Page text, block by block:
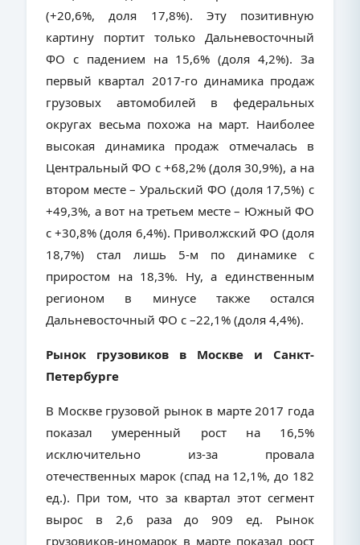
(+20,6%, доля 17,8%). Эту позитивную
картину портит только Дальневосточный
ФО с падением на 15,6% (доля 4,2%). За
первый квартал 2017-го динамика продаж
грузовых автомобилей в федеральных
округах весьма похожа на март. Наиболее
высокая динамика продаж отмечалась в
Центральный ФО с +68,2% (доля 30,9%), а на
втором месте – Уральский ФО (доля 17,5%) с
+49,3%, а вот на третьем месте – Южный ФО
с +30,8% (доля 6,4%). Приволжский ФО (доля
18,7%) стал лишь 5-м по динамике с
приростом на 18,3%. Ну, а единственным
регионом в минусе также остался
Дальневосточный ФО с –22,1% (доля 4,4%).
Рынок грузовиков в Москве и Санкт-
Петербурге
В Москве грузовой рынок в марте 2017 года
показал умеренный рост на 16,5%
исключительно из-за провала
отечественных марок (спад на 12,1%, до 182
ед.). При том, что за квартал этот сегмент
вырос в 2,6 раза до 909 ед. Рынок
грузовиков-иномарок в марте показал рост